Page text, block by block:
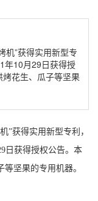
机”获得实用新型专
年10月29日获得授
花生、瓜子等坚果
”获得实用新型专利，
日获得授权公告。本
坚果的专用机器。